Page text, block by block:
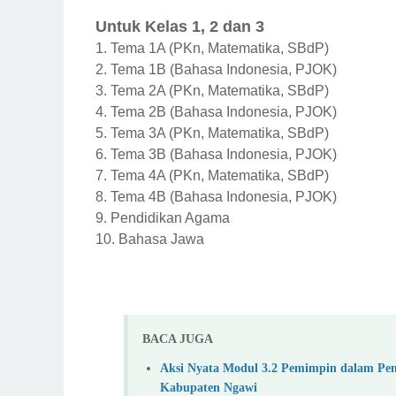
Untuk Kelas 1, 2 dan 3
1. Tema 1A (PKn, Matematika, SBdP)
2. Tema 1B (Bahasa Indonesia, PJOK)
3. Tema 2A (PKn, Matematika, SBdP)
4. Tema 2B (Bahasa Indonesia, PJOK)
5. Tema 3A (PKn, Matematika, SBdP)
6. Tema 3B (Bahasa Indonesia, PJOK)
7. Tema 4A (PKn, Matematika, SBdP)
8. Tema 4B (Bahasa Indonesia, PJOK)
9. Pendidikan Agama
10. Bahasa Jawa
BACA JUGA
Aksi Nyata Modul 3.2 Pemimpin dalam
Kabupaten Ngawi